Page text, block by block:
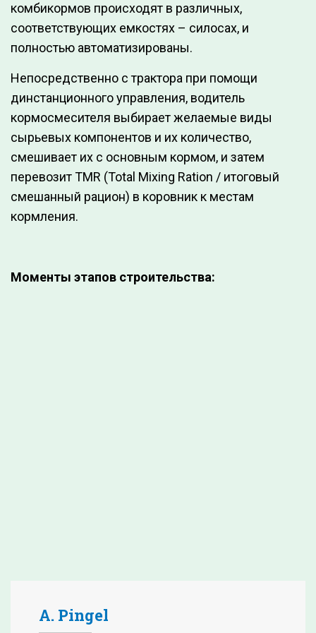
комбикормов происходят в различных,
соответствующих емкостях – силосах, и
полностью автоматизированы.
Непосредственно с трактора при помощи
динстанционного управления, водитель
кормосмесителя выбирает желаемые виды
сырьевых компонентов и их количество,
смешивает их с основным кормом, и затем
перевозит TMR (Total Mixing Ration / итоговый
смешанный рацион) в коровник к местам
кормления.
Моменты этапов строительства:
A. Pingel